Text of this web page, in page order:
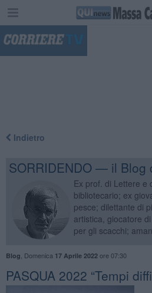
Indietro
SORRIDENDO — il Blog
Ex prof. di Lettere e
bibliotecario; ex
pesce; dilettante di
artistica, giocatore
per gli scacchi;
Blog Domenica 17 Aprile 2022ore 07:30
​PASQUA 2022 “Tempi